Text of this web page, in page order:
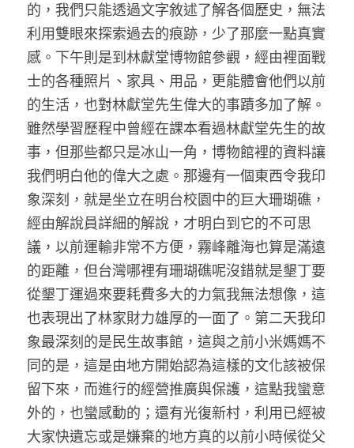
的，我們只能透過文字敘述了解各個歷史，無法
利用雙眼來探索過去的痕跡，少了那麼一點真實
感。下午則是到林獻堂博物館參觀，經由裡面戰
士的各種照片、家具、用品，更能體會他們以前
的生活，也對林獻堂先生偉大的事蹟多加了解。
雖然學習歷程中曾經在課本看過林獻堂先生的故
事，但那些都只是冰山一角，博物館裡的資料讓
我們明白他的偉大之處。那邊有一個東西令我印
象深刻，就是坐立在明台校園中的巨大珊瑚礁，
經由解說員詳細的解說，才明白到它的不可思
議，以前運輸非常不方便，霧峰離海也算是滿遠
的距離，但台灣哪裡有珊瑚礁呢沒錯就是墾丁要
從墾丁運過來要耗費多大的力氣我無法想像，這
也表現出了林家財力雄厚的一面了。第二天我印
象最深刻的是民生故事館，這與之前小米媽媽不
同的是，這是由地方開始認為這樣的文化該被保
留下來，而進行的經營推廣與保護，這點我蠻意
外的，也蠻感動的；還有光復新村，利用已經被
大家快遺忘或是嫌棄的地方真的以前小時候從父